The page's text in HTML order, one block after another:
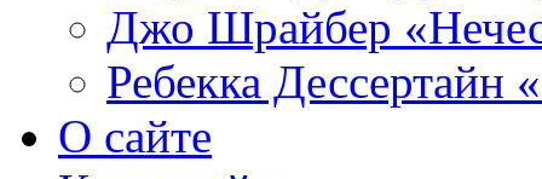
Джо Шрайбер
Ребекка Десcертайн
О сайте